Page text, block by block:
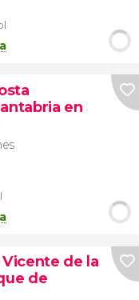
en
Vicente de la
de